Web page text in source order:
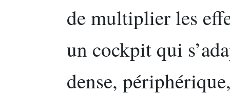
de multiplier les
un cockpit qui
dense,